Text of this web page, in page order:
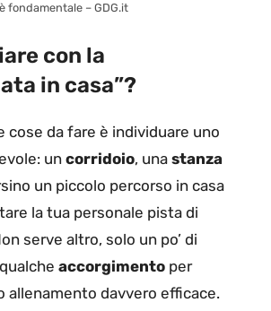
fondamentale – GDG.it
con la
in casa”?
cose da fare è individuare uno
un corridoio, una stanza
un piccolo percorso in casa
la tua personale pista di
serve altro, solo un po’ di
accorgimento per
allenamento davvero efficace.